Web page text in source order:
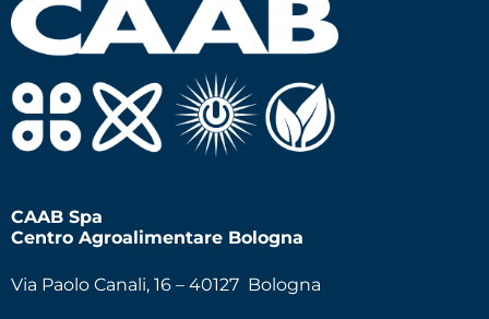
CAAB Spa
Centro Agroalimentare Bologna
Via Paolo Canali, 16 – 40127 Bologna